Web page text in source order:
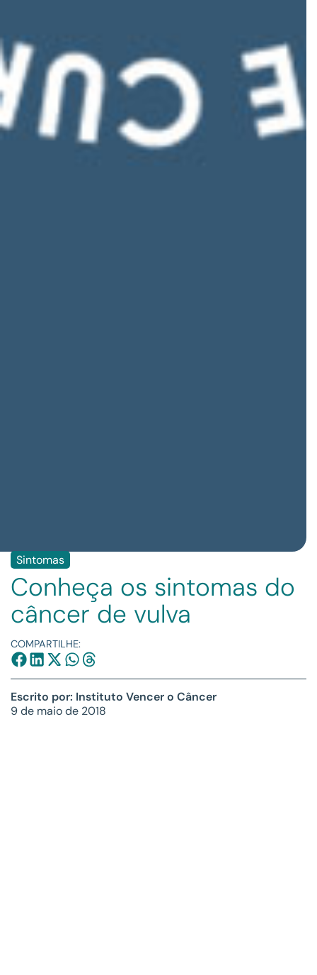
Sintomas
Conheça os sintomas do
câncer de vulva
COMPARTILHE:
Escrito por: Instituto Vencer o Câncer
9 de maio de 2018